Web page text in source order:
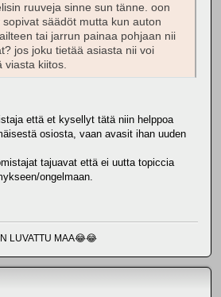
ruuveja sinne sun tänne. oon
säädöt mutta kun auton
tai jarrun painaa pohjaan nii
jos joku tietää asiasta nii voi
viasta kiitos.
että et kysellyt tätä niin helppoa
osiosta, vaan avasit ihan uuden
tajuavat että ei uutta topiccia
ongelmaan.
LUVATTU MAA😂😂